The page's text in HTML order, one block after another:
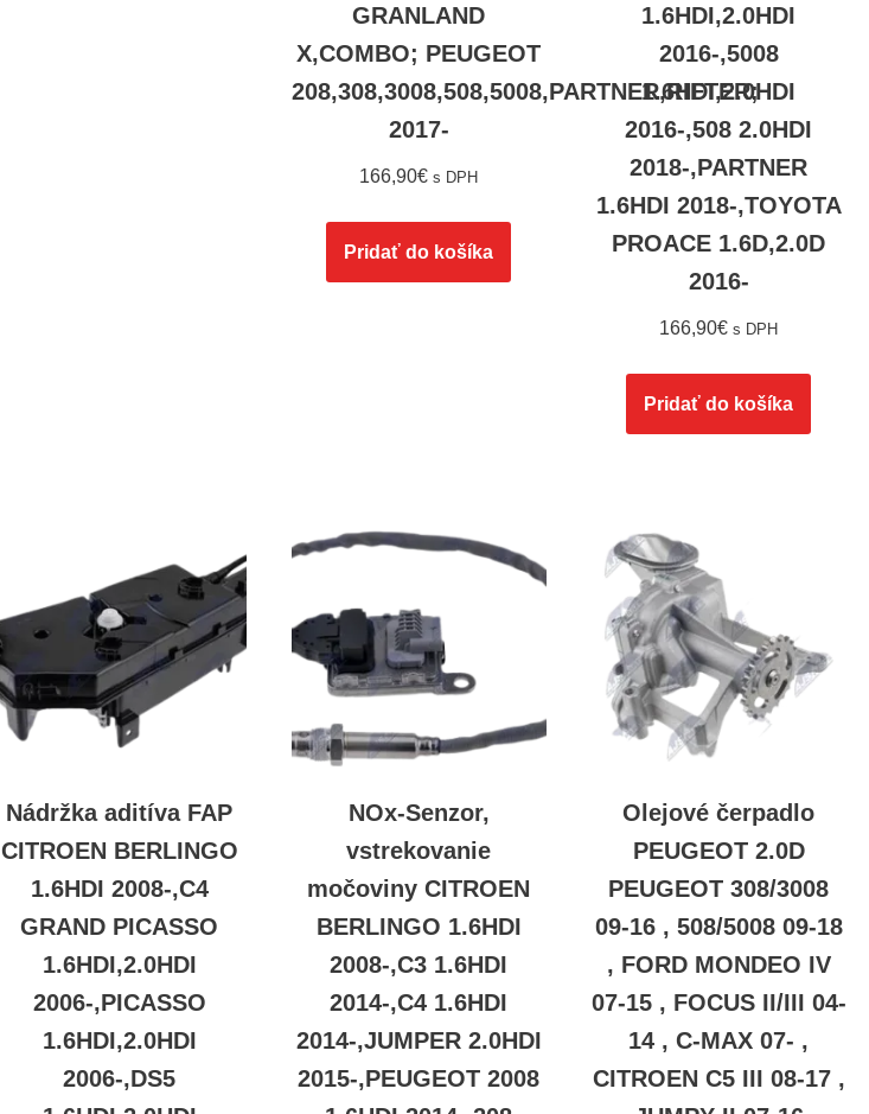
GRANLAND
X,COMBO; PEUGEOT
208,308,3008,508,5008,PARTNER,RIFTER;
2017-
166,90€ s DPH
Pridať do košíka
1.6HDI,2.0HDI
2016-,5008
1.6HDI,2.0HDI
2016-,508 2.0HDI
2018-,PARTNER
1.6HDI 2018-,TOYOTA
PROACE 1.6D,2.0D
2016-
166,90€ s DPH
Pridať do košíka
Nádržka aditíva FAP
CITROEN BERLINGO
1.6HDI 2008-,C4
GRAND PICASSO
1.6HDI,2.0HDI
2006-,PICASSO
1.6HDI,2.0HDI
2006-,DS5
NOx-Senzor,
vstrekovanie
močoviny CITROEN
BERLINGO 1.6HDI
2008-,C3 1.6HDI
2014-,C4 1.6HDI
2014-,JUMPER 2.0HDI
2015-,PEUGEOT 2008
Olejové čerpadlo
PEUGEOT 2.0D
PEUGEOT 308/3008
09-16 , 508/5008 09-18
, FORD MONDEO IV
07-15 , FOCUS II/III 04-
14 , C-MAX 07- ,
CITROEN C5 III 08-17 ,